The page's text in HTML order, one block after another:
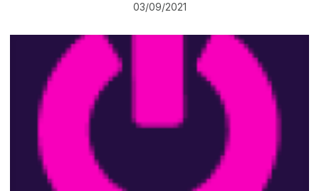
03/09/2021